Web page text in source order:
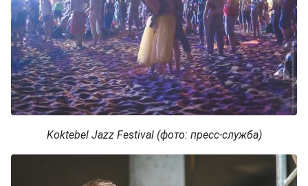
Koktebel Jazz Festival (фото: пресс-служба)